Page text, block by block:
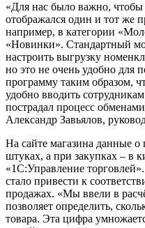
«Для нас было важно, чтобы
отображался один и тот же
например, в категории
«Новинки». Стандартный
настроить выгрузку
но это не очень удобно для
программу таким образом,
удобно вводить
пострадал процесс
Александр Завьялов,
На сайте магазина данные о
штуках, а при закупках – в
«1С:Управление
стало привести к
продажах. «Мы ввели в
позволяет определить,
товара. Эта цифра